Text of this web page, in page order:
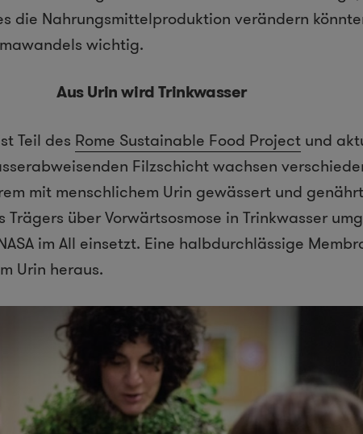
die Nahrungsmittelproduktion verändern
wichtig.
Aus Urin wird Trinkwasser
Teil des Rome Sustainable Food Project und
Filzschicht wachsen
mit menschlichem Urin gewässert und
Trägers über Vorwärtsosmose in Trinkwasser
im All einsetzt. Eine halbdurchlässige
Urin heraus.